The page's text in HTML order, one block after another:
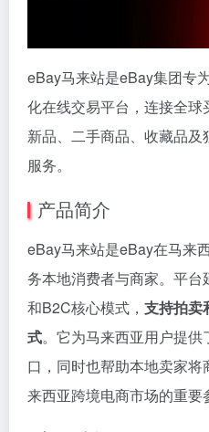
eBay马来站是eBay集团专
化在线交易平台，连接全
新品、二手商品、收藏品
服务。
产品简介
eBay马来站是eBay在马来
务本地消费者与商家。平
和B2C核心模式， 支持拍卖
式。它为马来西亚用户提
口，同时也帮助本地卖家
来西亚跨境电商市场的重要